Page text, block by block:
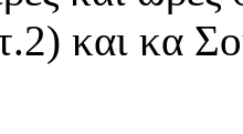
και κα